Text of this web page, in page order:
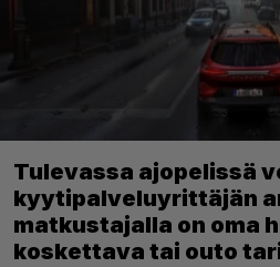
Tulevassa ajopelissä
kyytipalveluyrittäjän
matkustajalla on oma
koskettava tai outo